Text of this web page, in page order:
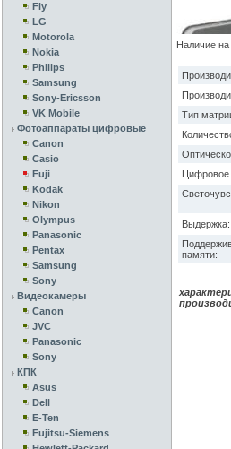
Fly
LG
Motorola
Nokia
Philips
Samsung
Sony-Ericsson
VK Mobile
Фотоаппараты цифровые
Canon
Casio
Fuji
Kodak
Nikon
Olympus
Panasonic
Pentax
Samsung
Sony
Видеокамеры
Canon
JVC
Panasonic
Sony
КПК
Asus
Dell
E-Ten
Fujitsu-Siemens
Наличие на
Тип
Цифровое
Выдержка:
памяти: